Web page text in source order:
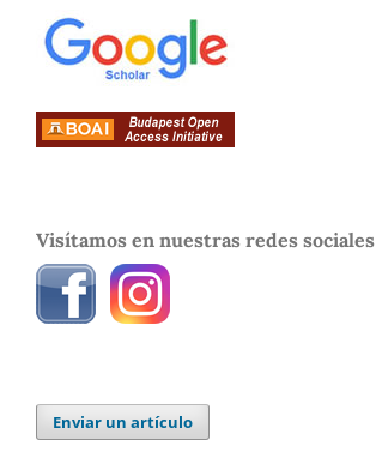
Visítamos en nuestras redes sociales
Enviar un artículo